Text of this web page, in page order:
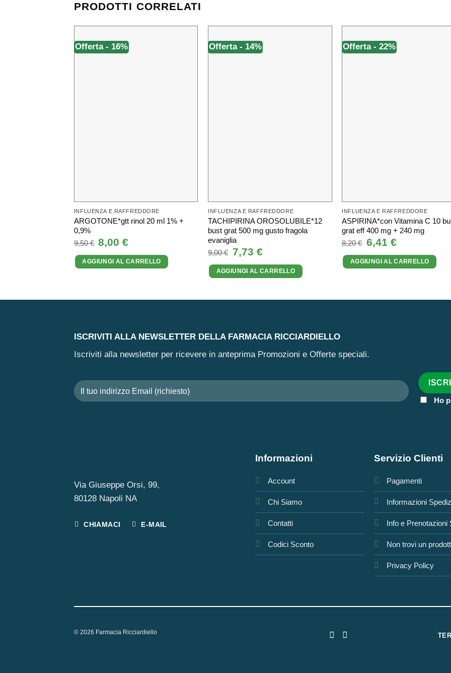
PRODOTTI CORRELATI
Offerta - 16%
INFLUENZA E RAFFREDDORE
ARGOTONE*gtt rinol 20 ml 1% +
0,9%
9,50€ Il
prezzo
originale
era:
9,50 €.
8,00€
attuale
è:
8,00 €.
AGGIUNGI AL CARRELLO
Offerta - 14%
INFLUENZA E RAFFREDDORE
TACHIPIRINA OROSOLUBILE*12
bust grat 500 mg gusto fragola
evaniglia
9,00€ Il
prezzo
originale
era:
9,00 €.
7,73 €Il
prezzo
attuale
è:
7,73 €.
AGGIUNGI AL CARRELLO
Offerta - 22%
INFLUENZA E RAFFREDDORE
ASPIRINA*con Vitamina C 10
grat eff 400 mg + 240 mg
8,20€ Il
prezzo
originale
era:
8,20 €.
6,41 €Il
prezzo
attuale
è:
6,41 €.
AGGIUNGI AL CARRELLO
ISCRIVITI ALLA NEWSLETTER DELLA FARMACIA RICCIARDIELLO
Iscriviti alla newsletter per ricevere in anteprima Promozioni e Offerte speciali.
Ho
Via Giuseppe Orsi, 99,
80128 Napoli NA
CHIAMACI E-MAIL
Informazioni
Account
Chi Siamo
Contatti
Codici Sconto
Servizio Clienti
Pagamenti
Informazioni
Info e Prenotazioni
Non trovi un
Privacy Policy
© 2026 Farmacia Ricciardiello